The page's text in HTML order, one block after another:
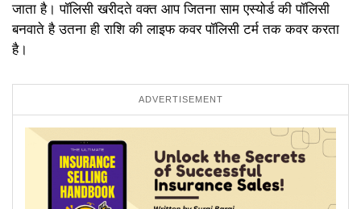
जाता है। पॉलिसी खरीदते वक्त आप जितना साम एस्योर्ड की पॉलिसी
बनवाते है उतना ही राशि की लाइफ कवर पॉलिसी टर्म तक कवर करता
है।
ADVERTISEMENT